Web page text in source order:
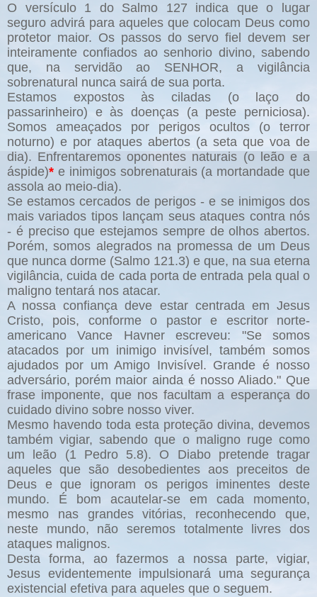
O versículo 1 do Salmo 127 indica que o lugar
seguro advirá para aqueles que colocam Deus como
protetor maior. Os passos do servo fiel devem ser
inteiramente confiados ao senhorio divino, sabendo
que, na servidão ao SENHOR, a vigilância
sobrenatural nunca sairá de sua porta.
Estamos expostos às ciladas (o laço do
passarinheiro) e às doenças (a peste perniciosa).
Somos ameaçados por perigos ocultos (o terror
noturno) e por ataques abertos (a seta que voa de
dia). Enfrentaremos oponentes naturais (o leão e a
áspide)* e inimigos sobrenaturais (a mortandade que
assola ao meio-dia).
Se estamos cercados de perigos - e se inimigos dos
mais variados tipos lançam seus ataques contra nós
- é preciso que estejamos sempre de olhos abertos.
Porém, somos alegrados na promessa de um Deus
que nunca dorme (Salmo 121.3) e que, na sua eterna
vigilância, cuida de cada porta de entrada pela qual o
maligno tentará nos atacar.
A nossa confiança deve estar centrada em Jesus
Cristo, pois, conforme o pastor e escritor norte-
americano Vance Havner escreveu: "Se somos
atacados por um inimigo invisível, também somos
ajudados por um Amigo Invisível. Grande é nosso
adversário, porém maior ainda é nosso Aliado." Que
frase imponente, que nos facultam a esperança do
cuidado divino sobre nosso viver.
Mesmo havendo toda esta proteção divina, devemos
também vigiar, sabendo que o maligno ruge como
um leão (1 Pedro 5.8). O Diabo pretende tragar
aqueles que são desobedientes aos preceitos de
Deus e que ignoram os perigos iminentes deste
mundo. É bom acautelar-se em cada momento,
mesmo nas grandes vitórias, reconhecendo que,
neste mundo, não seremos totalmente livres dos
ataques malignos.
Desta forma, ao fazermos a nossa parte, vigiar,
Jesus evidentemente impulsionará uma segurança
existencial efetiva para aqueles que o seguem.